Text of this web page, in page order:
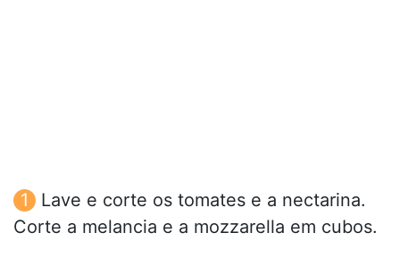
Lave e corte os tomates e a nectarina.
Corte a melancia e a mozzarella em cubos.